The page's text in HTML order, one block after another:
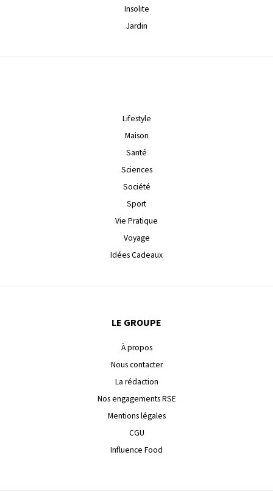
Insolite
Jardin
Lifestyle
Maison
Santé
Sciences
Société
Sport
Vie Pratique
Voyage
Idées Cadeaux
LE GROUPE
À propos
Nous contacter
La rédaction
Nos engagements RSE
Mentions légales
CGU
Influence Food